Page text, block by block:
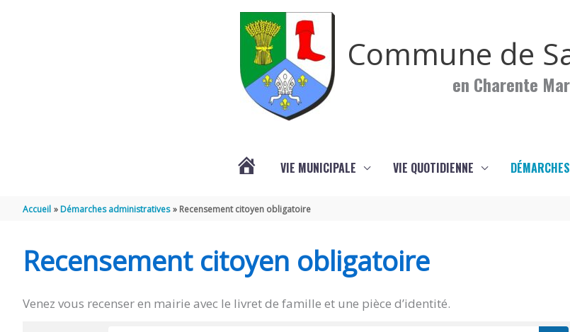
Commune de
en Charente
SAINT-
VIE MUNICIPALE VIE QUOTIDIENNE
Accueil Démarches administratives Recensement citoyen obligatoire
Recensement citoyen obligatoire
Venez vous recenser en mairie avec le livret de famille et une pièce d’identité.